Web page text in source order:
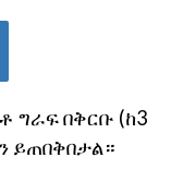
በቅርቡ (ከ3
ይጠበቅበታል።